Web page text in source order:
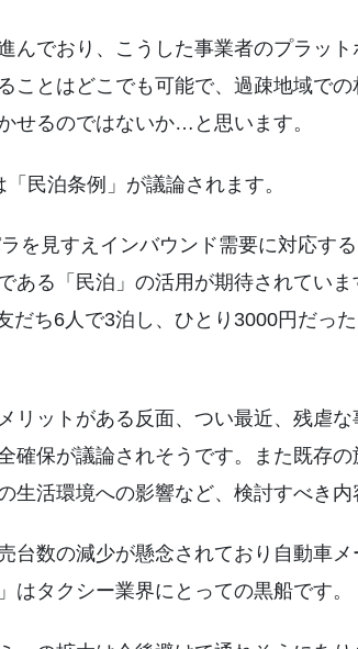
んでおり、こうした事業者のプラッ
ことはどこでも可能で、過疎地域で
せるのではないか…と思います。
民泊条例」が議論されます。
を見すえインバウンド需要に対応す
ある「民泊」の活用が期待されてい
だち6人で3泊し、ひとり3000円だっ
リットがある反面、つい最近、残虐
確保が議論されそうです。また既存
生活環境への影響など、検討すべき内
台数の減少が懸念されており自動車
はタクシー業界にとっての黒船です。